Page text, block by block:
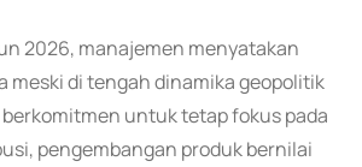
2026, manajemen menyatakan
meski di tengah dinamika geopolitik
untuk tetap fokus pada
pengembangan produk bernilai